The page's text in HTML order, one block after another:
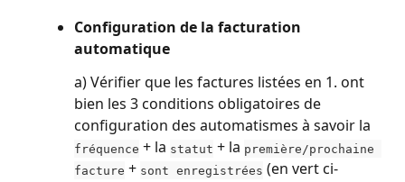
Configuration de la facturation
automatique
a) Vérifier que les factures listées en 1. ont
bien les 3 conditions obligatoires de
configuration des automatismes à savoir la
fréquence + la statut + la première/prochaine
facture + sont enregistrées (en vert ci-